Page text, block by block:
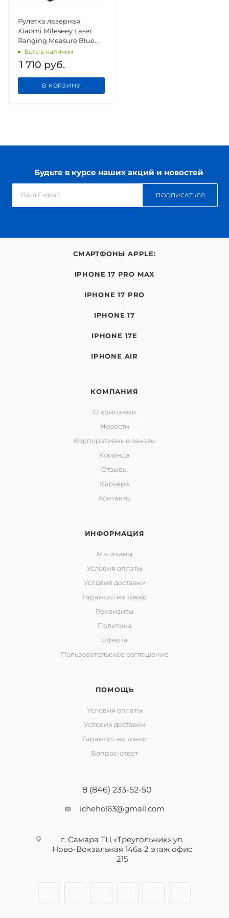
Рулетка лазерная
Xiaomi Mileseey Laser
Ranging Measure Blue
DT10
Есть в наличии
1 710 руб.
В КОРЗИНУ
Будьте в курсе наших акций и новостей
ПОДПИСАТЬСЯ
СМАРТФОНЫ APPLE:
IPHONE 17 PRO MAX
IPHONE 17 PRO
IPHONE 17
IPHONE 17E
IPHONE AIR
КОМПАНИЯ
О компании
Новости
Корпоративные заказы
Команда
Отзывы
Карьера
Контакты
ИНФОРМАЦИЯ
Магазины
Условия оплаты
Условия доставки
Гарантия на товар
Реквизиты
Политика
Оферта
Пользовательское соглашение
ПОМОЩЬ
Условия оплаты
Условия доставки
Гарантия на товар
Вопрос-ответ
8 (846) 233-52-50
ichehol63@gmail.com
г. Самара ТЦ «Треугольник» ул.
Ново-Вокзальная 146а 2 этаж офис
215